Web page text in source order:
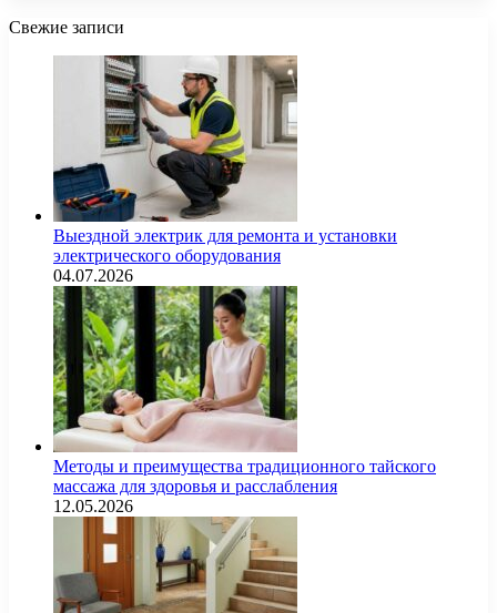
Свежие записи
Выездной электрик для ремонта и установки
электрического оборудования
04.07.2026
Методы и преимущества традиционного тайского
массажа для здоровья и расслабления
12.05.2026